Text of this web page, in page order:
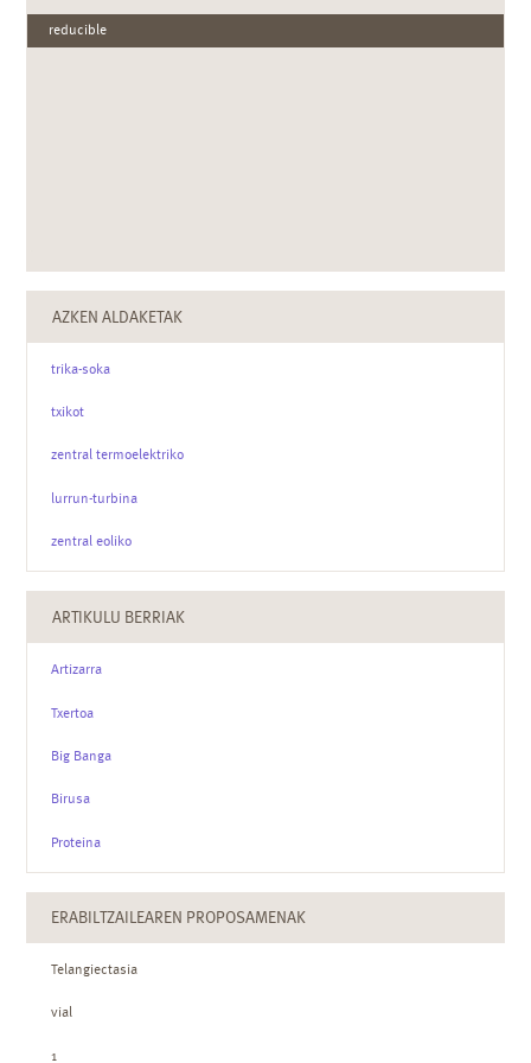
reducible
AZKEN ALDAKETAK
trika-soka
txikot
zentral termoelektriko
lurrun-turbina
zentral eoliko
ARTIKULU BERRIAK
Artizarra
Txertoa
Big Banga
Birusa
Proteina
ERABILTZAILEAREN PROPOSAMENAK
Telangiectasia
vial
1